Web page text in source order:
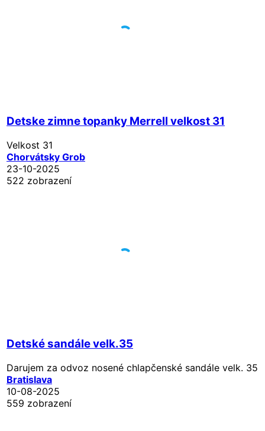
Detske zimne topanky Merrell velkost 31
Velkost 31
Chorvátsky Grob
23-10-2025
522 zobrazení
Detské sandále velk.35
Darujem za odvoz nosené chlapčenské sandále velk. 35
Bratislava
10-08-2025
559 zobrazení